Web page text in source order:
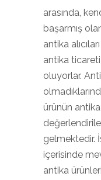
arasında,
başarmış
antika
antika
oluyorlar.
ürünün
gelmektedir.
içerisinde
antika